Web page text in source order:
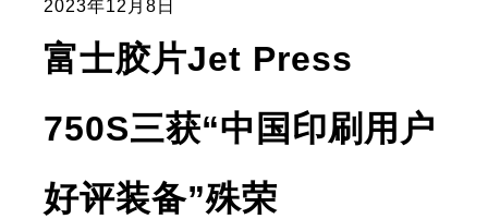
2023年12月8日
富士胶片Jet Press
750S三获“中国印刷用户
好评装备”殊荣